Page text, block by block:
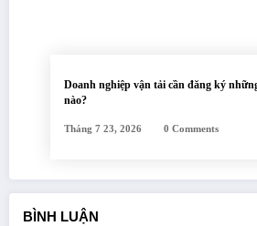
Doanh nghiệp vận tải cần đăng ký
nào?
Tháng 7 23, 2026 0 Comments
BÌNH LUẬN